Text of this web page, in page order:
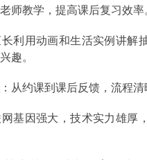
师教学，提高课后复习效率
长利用动画和生活实例讲解
趣。
：从约课到课后反馈，流程
网基因强大，技术实力雄